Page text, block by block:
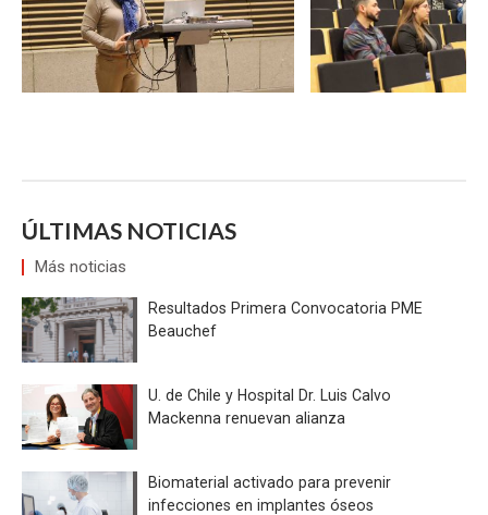
ÚLTIMAS NOTICIAS
Más noticias
Resultados Primera Convocatoria PME
Beauchef
U. de Chile y Hospital Dr. Luis Calvo
Mackenna renuevan alianza
Biomaterial activado para prevenir
infecciones en implantes óseos